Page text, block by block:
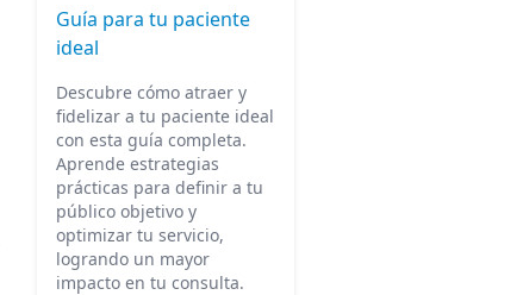
Guía para tu paciente
ideal
Descubre cómo atraer y
fidelizar a tu paciente ideal
con esta guía completa.
Aprende estrategias
prácticas para definir a tu
público objetivo y
optimizar tu servicio,
logrando un mayor
impacto en tu consulta.